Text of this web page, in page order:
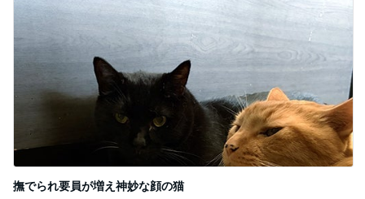
撫でられ要員が増え神妙な顔の猫